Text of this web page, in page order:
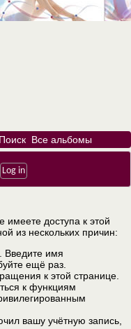
Поиск Все альбомы
доступа к этой
из нескольких причин:
Введите имя
ещё раз.
к этой странице.
к функциям
вашу учётную запись,